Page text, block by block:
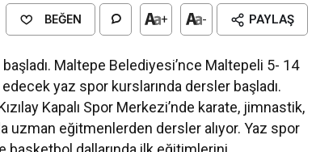
BEĞEN + - PAYLAŞ
Maltepe Belediyesi’nce Maltepeli 5- 14
yaz spor kurslarında dersler başladı.
Kapalı Spor Merkezi’nde karate, jimnastik,
uzman eğitmenlerden dersler alıyor. Yaz spor